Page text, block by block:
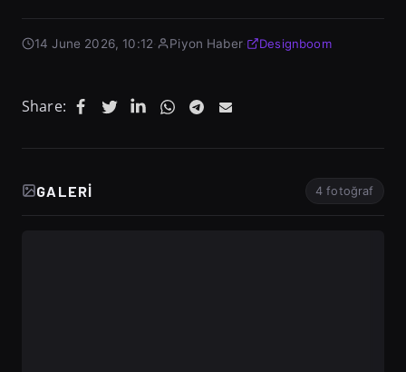
14 June 2026, 10:12 Piyon Haber· Designboom
Share:
GALERI 4 fotoğraf